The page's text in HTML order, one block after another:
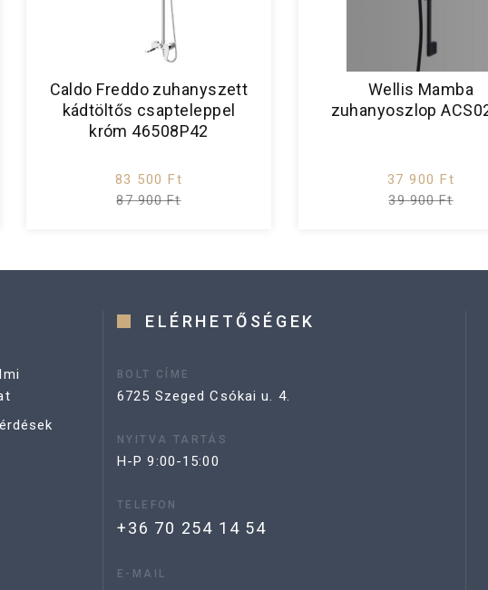
Caldo Freddo zuhanyszett
kádtöltős csapteleppel
króm 46508P42
83 500 Ft
87 900 Ft
Wellis Mamba
zuhanyoszlop
37 900 Ft
39 900 Ft
ELÉRHETŐSÉGEK
BOLT CÍME
6725 Szeged Csókai u. 4.
NYITVA TARTÁS
H-P 9:00-15:00
TELEFON
+36 70 254 14 54
E-MAIL